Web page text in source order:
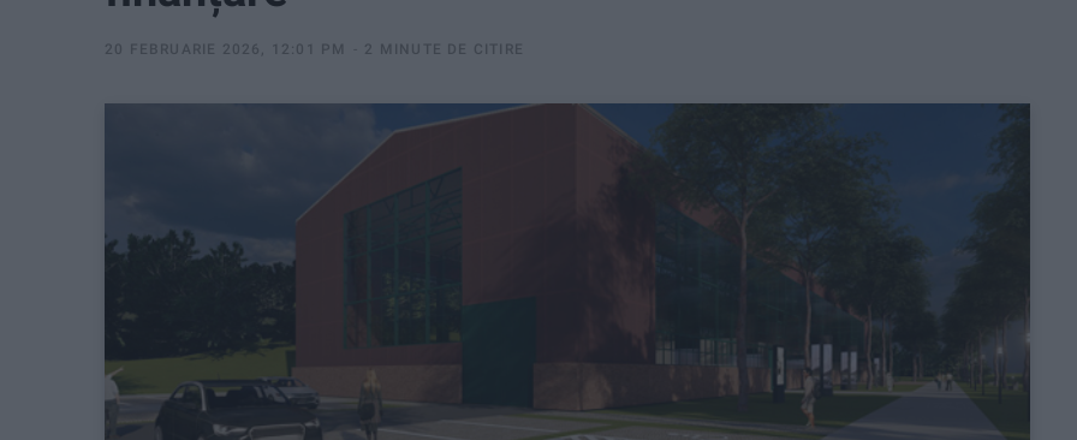
20 FEBRUARIE 2026, 12:01 PM 2 MINUTE DE CITIRE